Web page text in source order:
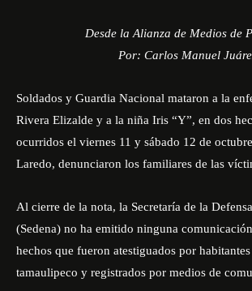
Desde la Alianza de Medios de
Por: Carlos Manuel
Soldados y Guardia Nacional mataron a la
Rivera Elizalde y a la niña Iris “Y”, en dos
ocurridos el viernes 11 y sábado 12 de
Laredo, denunciaron los familiares de las
Al cierre de la nota, la Secretaría de la
(Sedena) no ha emitido ninguna
hechos que fueron atestiguados por
tamaulipeco y registrados por medios de